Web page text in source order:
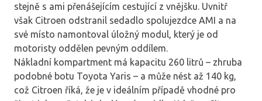
stejně s ami přenášejícím cestující z vnějšku. Uvnitř
však Citroen odstranil sedadlo spolujezdce AMI a na
své místo namontoval úložný modul, který je od
motoristy oddělen pevným oddílem.
Nákladní kompartment má kapacitu 260 litrů – zhruba
podobné botu Toyota Yaris – a může nést až 140 kg,
což Citroen říká, že je v ideálním případě vhodné pro